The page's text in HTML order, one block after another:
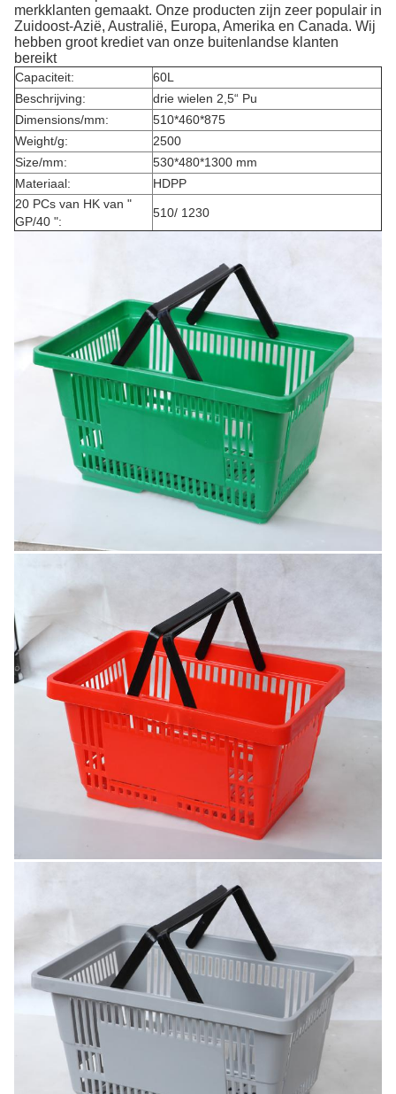
merkklanten gemaakt. Onze producten zijn zeer populair in
Zuidoost-Azië, Australië, Europa, Amerika en Canada. Wij
hebben groot krediet van onze buitenlandse klanten
bereikt
Capaciteit:
60L
Beschrijving:
drie wielen 2,5“ Pu
Dimensions/mm:
510*460*875
Weight/g:
2500
Size/mm:
530*480*1300 mm
Materiaal:
HDPP
20 PCs van HK van "
GP/40 ":
510/ 1230